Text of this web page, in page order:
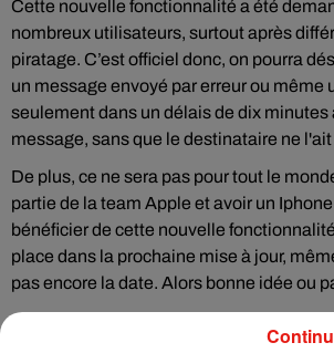
Cette nouvelle fonctionnalité a été
nombreux utilisateurs, surtout après
piratage. C’est officiel donc, on pourra
un message envoyé par erreur ou même
seulement dans un délais de dix minutes
message, sans que le destinataire ne l'ait
De plus, ce ne sera pas pour tout le
partie de la team Apple et avoir un
bénéficier de cette nouvelle
place dans la prochaine mise à jour,
pas encore la date. Alors bonne idée ou